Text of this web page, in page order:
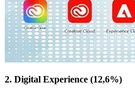
2. Digital Experience (12,6%)